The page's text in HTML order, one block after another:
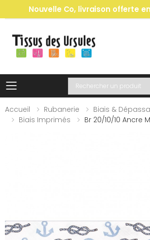
Nouvelle Co, livraison offerte
Toggle mobile menu
Recherche
Accueil
Rubanerie
Biais &
Biais Imprimés
Br 20/10/10 Ancre